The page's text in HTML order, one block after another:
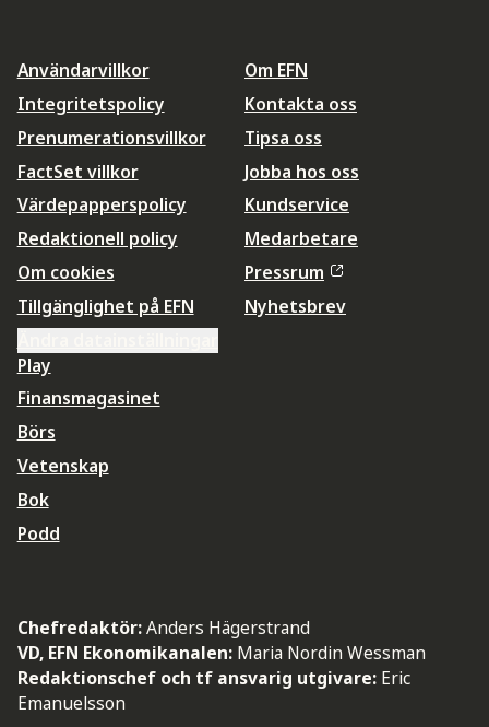
Användarvillkor
Integritetspolicy
Prenumerationsvillkor
FactSet villkor
Värdepapperspolicy
Redaktionell policy
Om cookies
Tillgänglighet på EFN
Om EFN
Kontakta oss
Tipsa oss
Jobba hos oss
Kundservice
Medarbetare
Pressrum
Nyhetsbrev
Play
Finansmagasinet
Börs
Vetenskap
Bok
Podd
Chefredaktör:Anders Hägerstrand
VD, EFN Ekonomikanalen: Maria Nordin Wessman
Redaktionschef och tf ansvarig utgivare: Eric
Emanuelsson